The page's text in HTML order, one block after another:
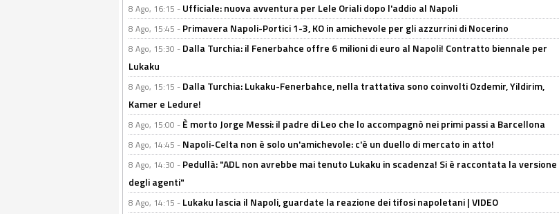
8 Ago, 16:15 - Ufficiale: nuova avventura per Lele Oriali dopo l'addio al Napoli
8 Ago, 15:45 - Primavera Napoli-Portici 1-3, KO in amichevole per gli azzurrini di Nocerino
8 Ago, 15:30 - Dalla Turchia: il Fenerbahce offre 6 milioni di euro al Napoli! Contratto biennale per
Lukaku
8 Ago, 15:15 - Dalla Turchia: Lukaku-Fenerbahce, nella trattativa sono coinvolti Ozdemir, Yildirim,
Kamer e Ledure!
8 Ago, 15:00 - È morto Jorge Messi: il padre di Leo che lo accompagnò nei primi passi a Barcellona
8 Ago, 14:45 - Napoli-Celta non è solo un'amichevole: c'è un duello di mercato in atto!
8 Ago, 14:30 - Pedullà: "ADL non avrebbe mai tenuto Lukaku in scadenza! Si è raccontata la versione
degli agenti"
8 Ago, 14:15 - Lukaku lascia il Napoli, guardate la reazione dei tifosi napoletani | VIDEO